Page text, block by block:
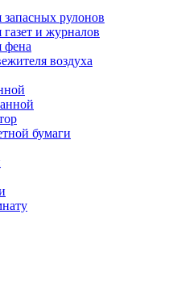
запасных рулонов
и журналов
фена
воздуха
бумаги